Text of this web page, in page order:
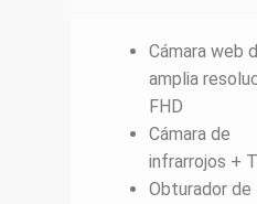
Cámara web
amplia
FHD
Cámara de
infrarrojos +
Obturador de